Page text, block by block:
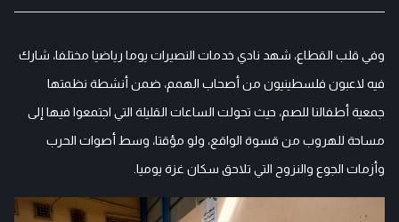
وفي قلب القطاع، شهد نادي خدمات النصيرات يوما رياضيا مختلفا، شارك
فيه لاعبون فلسطينيون من أصحاب الهمم، ضمن أنشطة نظمتها
جمعية أطفالنا للصم، حيث تحولت الساعات القليلة التي اجتمعوا فيها إلى
مساحة للهروب من قسوة الواقع، ولو مؤقتا، وسط أصوات الحرب
وأزمات الجوع والنزوح التي تلاحق سكان غزة يوميا.